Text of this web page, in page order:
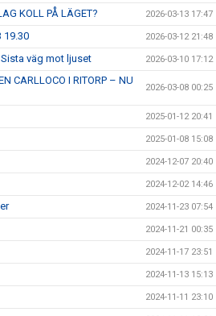
KOLL PÅ LÄGET? 2026-03-13 17:47
19.30 2026-03-12 21:48
väg mot ljuset 2026-03-10 17:12
CARLLOCO I RITORP – NU
2026-03-08 00:25
2025-01-12 20:41
2025-01-08 15:08
2024-12-07 20:40
2024-12-02 14:46
2024-11-23 07:54
2024-11-21 00:35
2024-11-17 23:51
2024-11-13 15:13
2024-11-11 23:10